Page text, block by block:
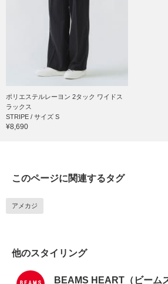
ポリエステルレーヨン 2タック ワイドス
ラックス
STRIPE / サイズ S
¥8,690
このページに関連するタグ
アメカジ
他のスタイリング
BEAMS HEART（ビーム